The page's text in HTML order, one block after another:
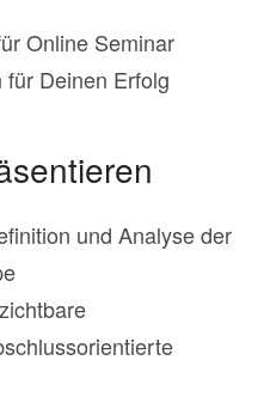
Online Seminar
für Deinen Erfolg
und Analyse der